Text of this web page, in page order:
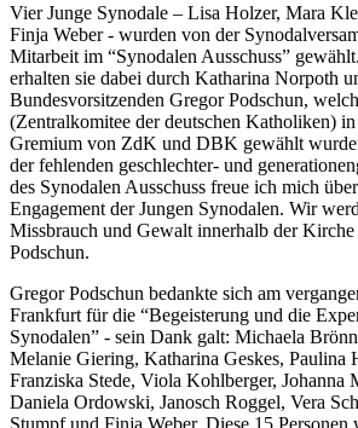
Vier Junge Synodale – Lisa Holzer, Mara
Finja Weber - wurden von der
Mitarbeit im “Synodalen Ausschuss”
erhalten sie dabei durch Katharina Norpoth
Bundesvorsitzenden Gregor Podschun,
(Zentralkomitee der deutschen Katholiken) in
Gremium von ZdK und DBK gewählt
der fehlenden geschlechter- und
des Synodalen Ausschuss freue ich mich
Engagement der Jungen Synodalen. Wir
Missbrauch und Gewalt innerhalb der Kirche
Podschun.
Gregor Podschun bedankte sich am
Frankfurt für die “Begeisterung und die
Synodalen” - sein Dank galt: Michaela
Melanie Giering, Katharina Geskes, Paulina
Franziska Stede, Viola Kohlberger, Johanna
Daniela Ordowski, Janosch Roggel, Vera
Stumpf und Finja Weber. Diese 15